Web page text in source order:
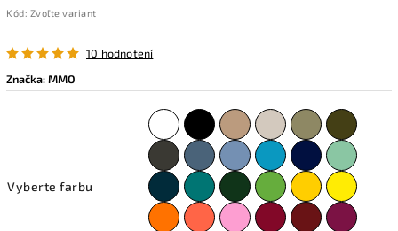
Kód: Zvoľte variant
10 hodnotení
Značka:MMO
Vyberte farbu